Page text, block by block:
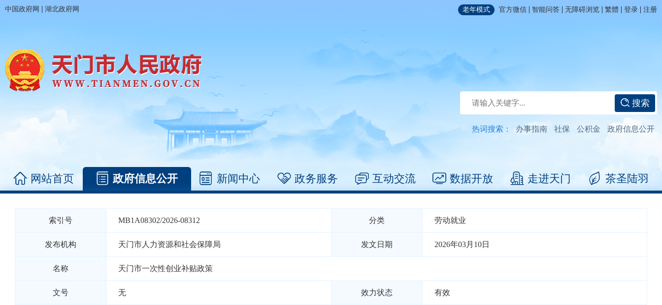
中国政府网 | 湖北政府网 老年模式 官方微信 | 智能问答 | 无障碍浏览 | 繁體 | 登录 | 注册
搜索
热词搜索： 办事指南 社保 公积金 政府信息公开
网站首页 政府信息公开 新闻中心 政务服务 互动交流 数据开放 走进天门 茶圣陆羽
索引号 MB1A08302/2026-08312 分类 劳动就业
发布机构 天门市人力资源和社会保障局 发文日期 2026年03月10日
名称 天门市一次性创业补贴政策
文号 无 效力状态 有效